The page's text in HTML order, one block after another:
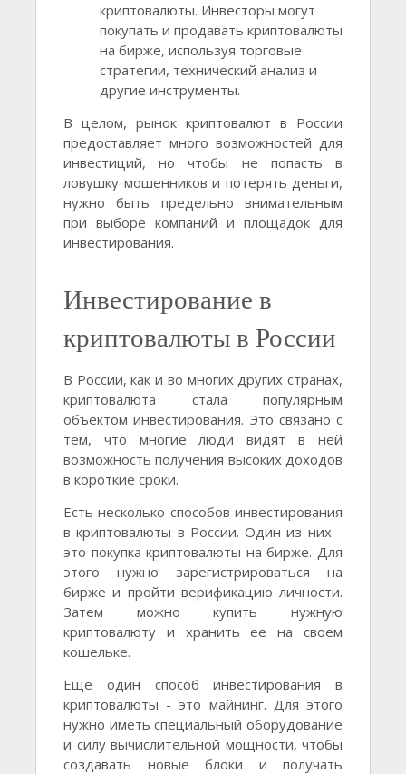
криптовалюты. Инвесторы могут
покупать и продавать криптовалюты
на бирже, используя торговые
стратегии, технический анализ и
другие инструменты.
В целом, рынок криптовалют в России
предоставляет много возможностей для
инвестиций, но чтобы не попасть в
ловушку мошенников и потерять деньги,
нужно быть предельно внимательным
при выборе компаний и площадок для
инвестирования.
Инвестирование в
криптовалюты в России
В России, как и во многих других странах,
криптовалюта стала популярным
объектом инвестирования. Это связано с
тем, что многие люди видят в ней
возможность получения высоких доходов
в короткие сроки.
Есть несколько способов инвестирования
в криптовалюты в России. Один из них -
это покупка криптовалюты на бирже. Для
этого нужно зарегистрироваться на
бирже и пройти верификацию личности.
Затем можно купить нужную
криптовалюту и хранить ее на своем
кошельке.
Еще один способ инвестирования в
криптовалюты - это майнинг. Для этого
нужно иметь специальный оборудование
и силу вычислительной мощности, чтобы
создавать новые блоки и получать